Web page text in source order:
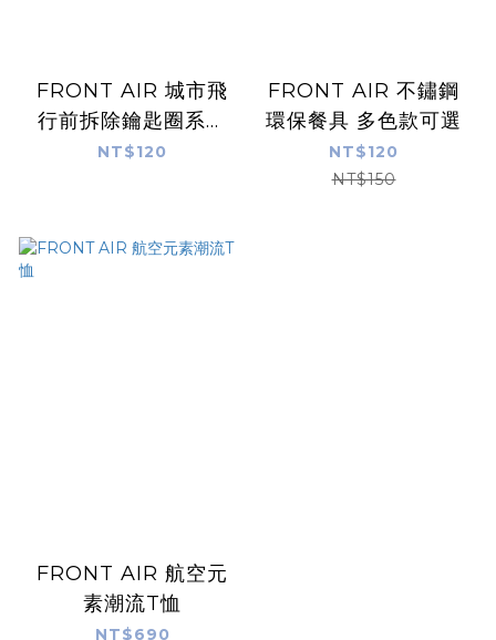
FRONT AIR 城市飛
行前拆除鑰匙圈系列
飛行前拆除鑰匙圈
NT$120
FRONT AIR 不鏽鋼
環保餐具 多色款可選
NT$120
NT$150
FRONT AIR 航空元
素潮流T恤
NT$690